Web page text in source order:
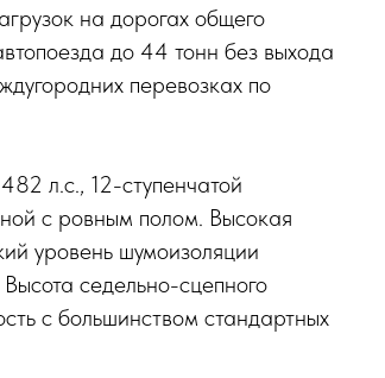
на дорогах общего
до 44 тонн без выхода
перевозках по
л.с., 12-ступенчатой
с ровным полом. Высокая
уровень шумоизоляции
седельно-сцепного
с большинством стандартных